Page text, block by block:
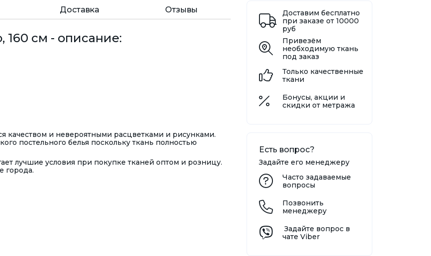
Доставка Отзывы
см - описание:
качеством и невероятными расцветками и рисунками.
постельного белья поскольку ткань полностью
лучшие условия при покупке тканей оптом и розницу.
города.
Доставим бесплатно
при заказе от 10000
руб
Привезём
необходимую ткань
под заказ
Только качественные
ткани
Бонусы, акции и
скидки от метража
Есть вопрос?
Задайте его менеджеру
Часто задаваемые
вопросы
Позвонить
менеджеру
Задайте вопрос в
чате Viber